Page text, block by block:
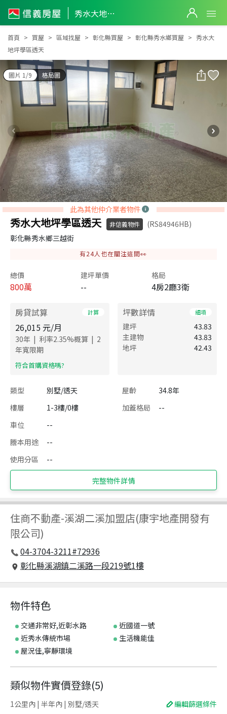
秀水大地坪學區透天
秀水大地坪學區透天
首頁 買屋 區域找屋 彰化縣買屋 彰化縣秀水鄉買屋
秀水大
地坪學區透天
圖片 1/9 格局圖
此為其他仲介業者物件
秀水大地坪學區透天 非信義物件
(RS84946HB)
彰化縣秀水鄉三越街
有24人也在關注這間👀
總價
800萬
建坪單價
--
格局
4房2廳3衛
房貸試算 計算
26,015 元/月
30年 | 利率2.35%概算 | 2
年寬限期
​符合首購資格嗎?
坪數詳情 細項
建坪
43.83
主建物
43.83
地坪
42.43
類型 別墅/透天 屋齡
34.8年
樓層
1-3樓/0樓 加蓋格局
--
車位
--
謄本用途
--
使用分區
--
完整物件詳情
住商不動產-溪湖二溪加盟店(康宇地產開發有
限公司)
04-3704-3211#72936
彰化縣溪湖鎮二溪路一段219號1樓
物件特色
交通非常好,近彰水路
近國道一號
近秀水傳統市場
生活機能佳
屋況佳,寧靜環境
類似物件實價登錄(5)
1公里內 | 半年內 | 別墅/透天 編輯篩選條件